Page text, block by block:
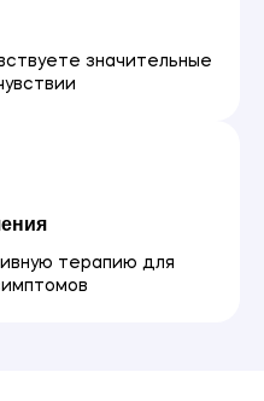
значительные
терапию для